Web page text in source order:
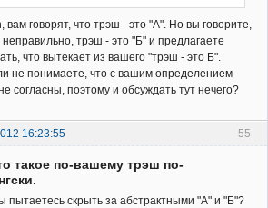
вам говорят, что трэш - это "А". Но вы говорите,
неправильно, трэш - это "Б" и предлагаете
что вытекает из вашего "трэш - это Б".
не понимаете, что с вашим определением
согласны, поэтому и обсуждать тут нечего?
55
16:23:55
такое по-вашему трэш по-
пытаетесь скрыть за абстрактными "А" и "Б"?